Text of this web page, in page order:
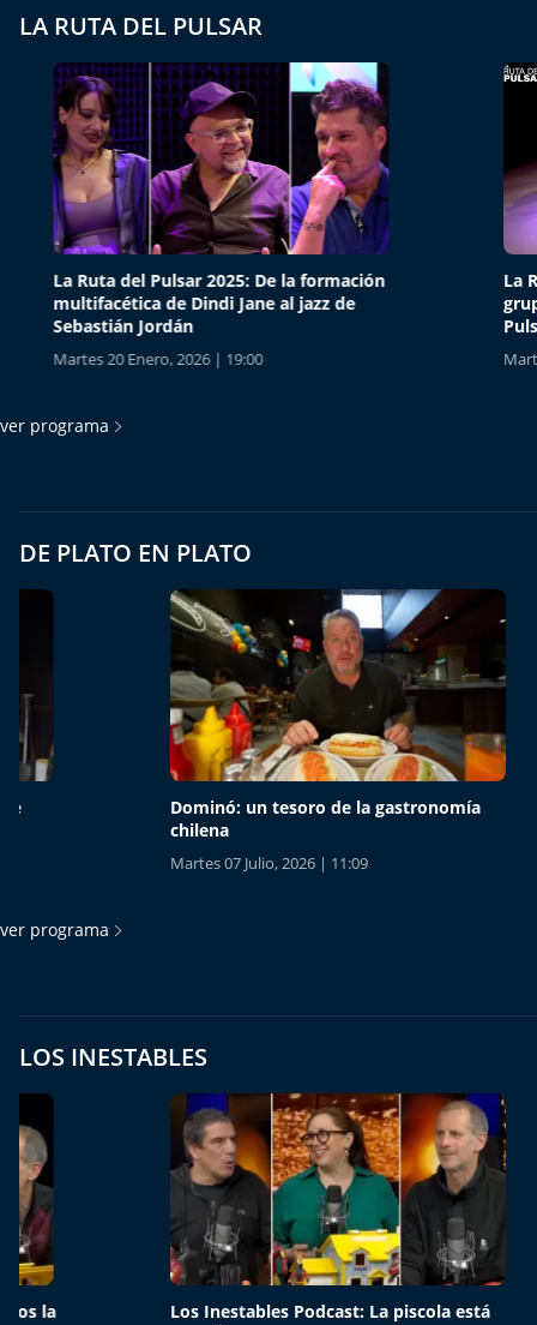
LA RUTA DEL PULSAR
La Ruta del Pulsar 2025: De la formación
multifacética de Dindi Jane al jazz de
Sebastián Jordán
Martes 20 Enero, 2026 | 19:00
La
grupo
Pulsar
Martes
ver programa
DE PLATO EN PLATO
Dominó: un tesoro de la gastronomía
Martes 07 Julio, 2026 | 11:09
Soho
ver programa
LOS INESTABLES
Los Inestables Podcast: La piscola está
Los